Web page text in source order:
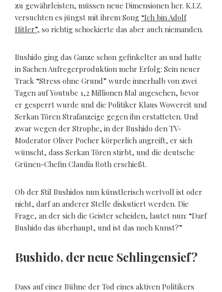
zu gewährleisten, müssen neue Dimensionen her. K.I.Z.
versuchten es jüngst mit ihrem Song “Ich bin Adolf
Hitler”, so richtig schockierte das aber auch niemanden.
Bushido ging das Ganze schon gefinkelter an und hatte
in Sachen Aufregerproduktion mehr Erfolg: Sein neuer
Track “Stress ohne Grund” wurde innerhalb von zwei
Tagen auf Youtube 1,2 Millionen Mal angesehen, bevor
er gesperrt wurde und die Politiker Klaus Wowereit und
Serkan Tören Strafanzeige gegen ihn erstatteten. Und
zwar wegen der Strophe, in der Bushido den TV-
Moderator Oliver Pocher körperlich angreift, er sich
wünscht, dass Serkan Tören stirbt, und die deutsche
Grünen-Chefin Claudia Roth erschießt.
Ob der Stil Bushidos nun künstlerisch wertvoll ist oder
nicht, darf an anderer Stelle diskutiert werden. Die
Frage, an der sich die Geister scheiden, lautet nun: “Darf
Bushido das überhaupt, und ist das noch Kunst?”
Bushido, der neue Schlingensief?
Dass auf einer Bühne der Tod eines aktiven Politikers